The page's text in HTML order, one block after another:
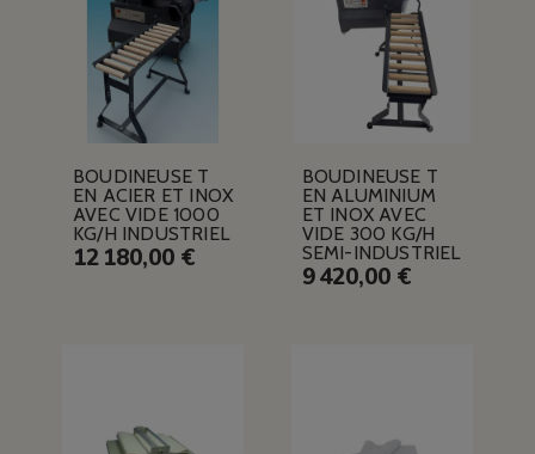
BOUDINEUSE T
EN ACIER ET INOX
AVEC VIDE 1000
KG/H INDUSTRIEL
12 180,00 €
BOUDINEUSE T
EN ALUMINIUM
ET INOX AVEC
VIDE 300 KG/H
SEMI-INDUSTRIEL
9 420,00 €